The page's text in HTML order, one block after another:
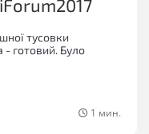
тусовки
готовий. Було
1 мин.